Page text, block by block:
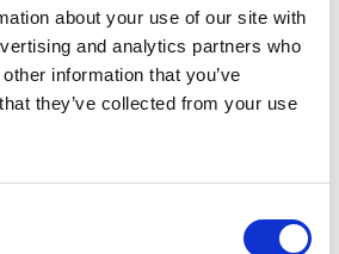
about your use of our site with
and analytics partners who
information that you’ve
they’ve collected from your use